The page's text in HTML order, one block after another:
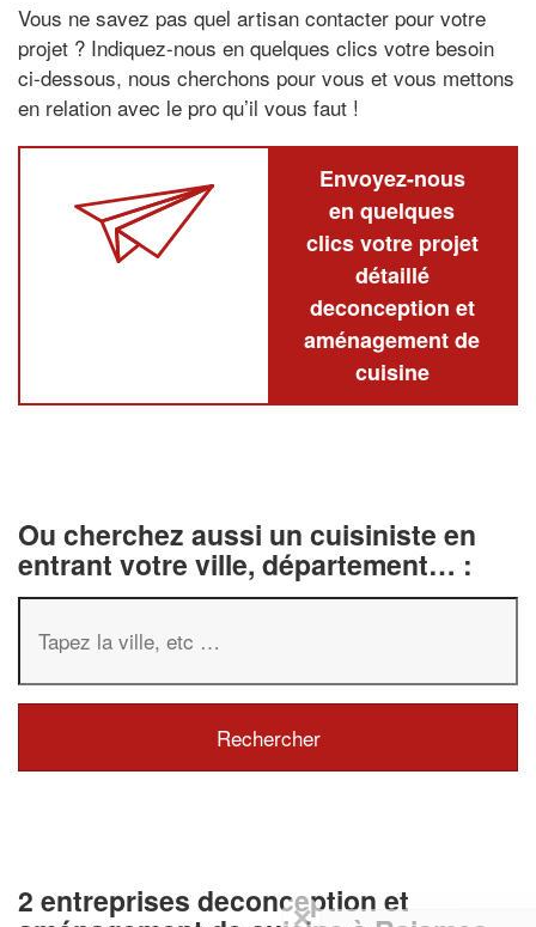
Vous ne savez pas quel artisan contacter pour votre
projet ? Indiquez-nous en quelques clics votre besoin
ci-dessous, nous cherchons pour vous et vous mettons
en relation avec le pro qu’il vous faut !
Envoyez-nous
en quelques
clics votre projet
détaillé
deconception et
aménagement de
cuisine
Ou cherchez aussi un cuisiniste en
entrant votre ville, département… :
2 entreprises deconception et
✕